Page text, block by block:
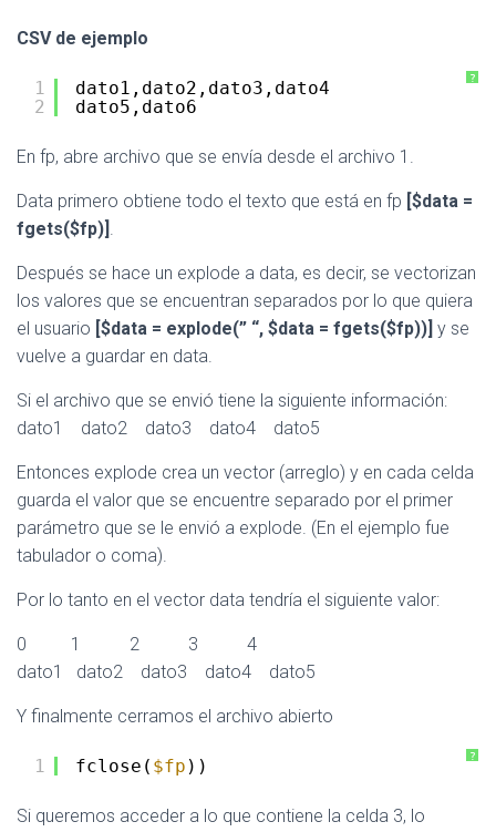
CSV de ejemplo
?
1
2
dato1,dato2,dato3,dato4
dato5,dato6
En fp, abre archivo que se envía desde el archivo 1.
Data primero obtiene todo el texto que está en fp [$data =
fgets($fp)] .
Después se hace un explode a data, es decir, se vectorizan
los valores que se encuentran separados por lo que quiera
el usuario [$data = explode(” “, $data = fgets($fp))] y se
vuelve a guardar en data.
Si el archivo que se envió tiene la siguiente información:
dato1 dato2 dato3 dato4 dato5
Entonces explode crea un vector (arreglo) y en cada celda
guarda el valor que se encuentre separado por el primer
parámetro que se le envió a explode. (En el ejemplo fue
tabulador o coma).
Por lo tanto en el vector data tendría el siguiente valor:
0 1 2 3 4
dato1 dato2 dato3 dato4 dato5
Y finalmente cerramos el archivo abierto
?
1 fclose( $fp ))
Si queremos acceder a lo que contiene la celda 3, lo